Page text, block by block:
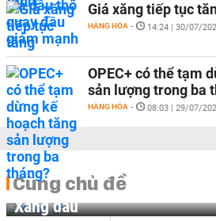
Giá xăng tiếp tục
HÀNG HÓA - 14:24 | 30/07/
OPEC+ có thể tạm
sản lượng trong ba
HÀNG HÓA - 08:03 | 29/07/
Cùng chủ đề
Xăng dầu